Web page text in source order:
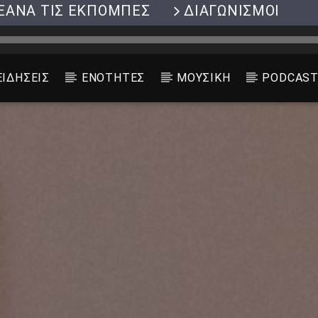
ΤΙΣ ΕΚΠΟΜΠΕΣ ΔΙΑΓΩΝΙΣΜΟΙ
ΕΝΟΤΗΤΕΣ ΜΟΥΣΙΚΗ